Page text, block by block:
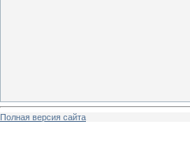
Полная версия сайта